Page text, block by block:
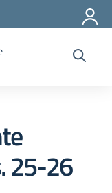
scuola
25-26